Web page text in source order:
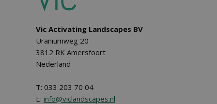
Vic Activating Landscapes BV
Uraniumweg 20
3812 RK Amersfoort
Nederland
T: 033 203 70 04
E: info@viclandscapes.nl